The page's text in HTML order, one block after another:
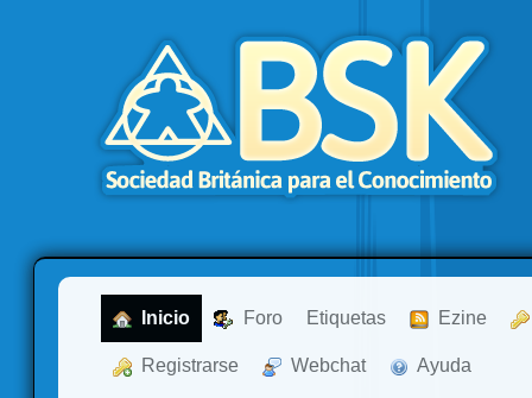
Inicio Foro Etiquetas Ezine
Registrarse Webchat Ayuda